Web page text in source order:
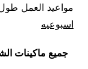
مواعيد العمل طول
اسبوعيه
جميع ماكينات